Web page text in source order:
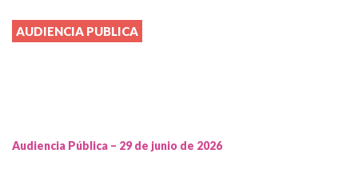
AUDIENCIA PUBLICA
Audiencia Pública – 29 de junio de 2026